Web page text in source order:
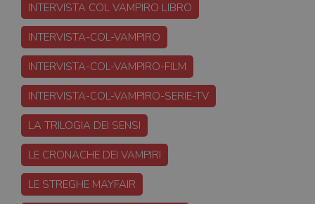
INTERVISTA COL VAMPIRO LIBRO
INTERVISTA-COL-VAMPIRO
INTERVISTA-COL-VAMPIRO-FILM
INTERVISTA-COL-VAMPIRO-SERIE-TV
LA TRILOGIA DEI SENSI
LE CRONACHE DEI VAMPIRI
LE STREGHE MAYFAIR